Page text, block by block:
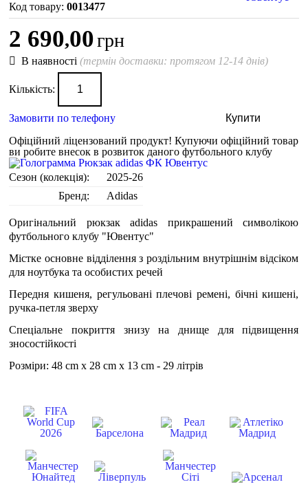
0013477
2 690,00грн
В наявності(термін доставки: протягом 12-14 днів)
Кількість:
Замовити по телефону
Купити
Офіційний ліцензований продукт!Купуючи офіційний товар
ви робите внесок в розвиток даного футбольного клубу
Сезон (колекція):
2025-26
Бренд:
Adidas
Оригінальний рюкзак adidas прикрашений символікою
футбольного клубу "Ювентус"
Містке основне відділення з роздільним внутрішнім відсіком
для ноутбука та особистих речей
Передня кишеня, регульовані плечові ремені, бічні кишені,
ручка-петля зверху
Спеціальне покриття знизу на днище для підвищення
зносостійкості
Розміри: 48 cm x 28 cm x 13 cm - 29 літрів